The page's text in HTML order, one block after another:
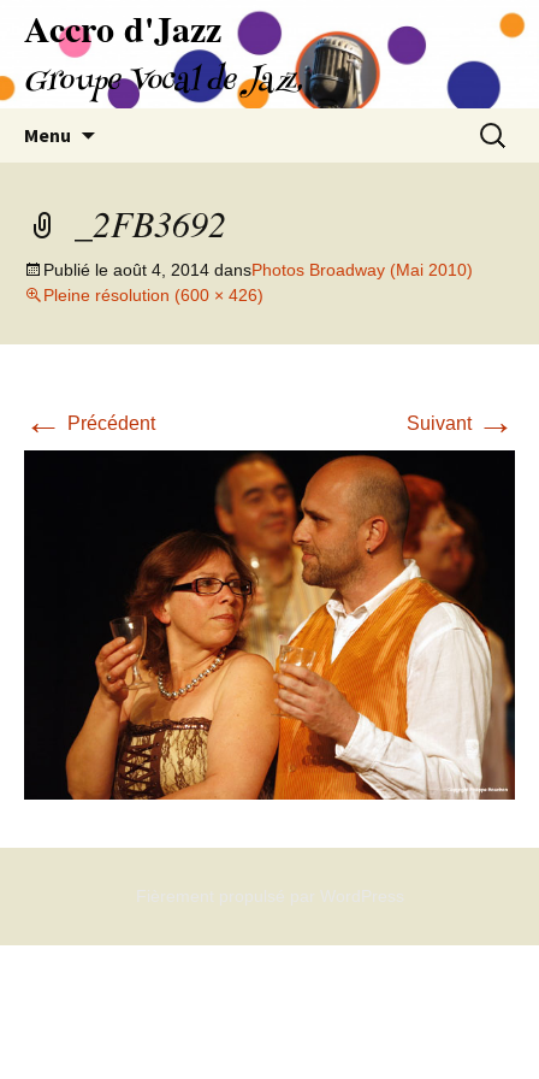
contenu
Accro d'Jazz
Groupe Vocal de Jazz
Menu
_2FB3692
Publié le août 4, 2014 dansPhotos Broadway (Mai 2010)
Pleine résolution (600 × 426)
← Précédent Suivant →
Fièrement propulsé par WordPress